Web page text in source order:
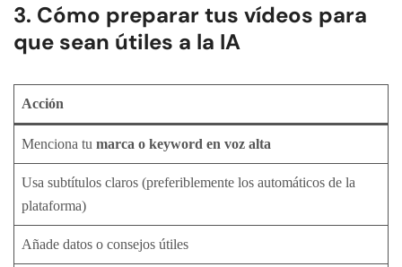
3. Cómo preparar tus vídeos para
que sean útiles a la IA
Acción
Menciona tu marca o keyword en voz alta
Usa subtítulos claros (preferiblemente los automáticos de la
plataforma)
Añade datos o consejos útiles